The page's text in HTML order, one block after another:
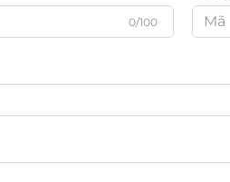
0/100
Mã